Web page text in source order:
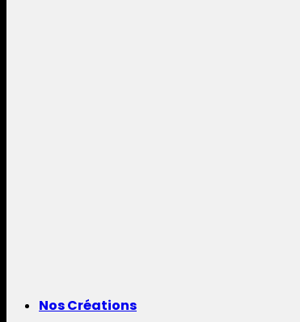
Nos Créations